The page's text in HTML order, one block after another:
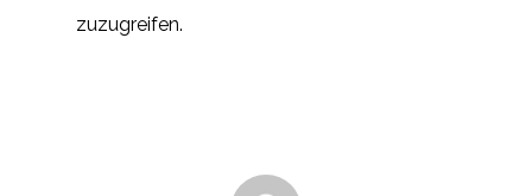
zuzugreifen.